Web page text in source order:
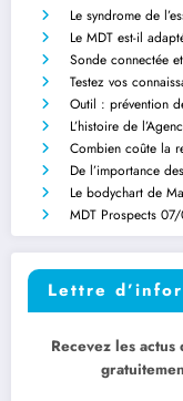
Le syndrome de
Le MDT est-il
Sonde connectée
Testez vos
Outil : prévention
L’histoire de
Combien coûte la
De l’importance
Le bodychart de
MDT Prospects
Lettre
Recevez les